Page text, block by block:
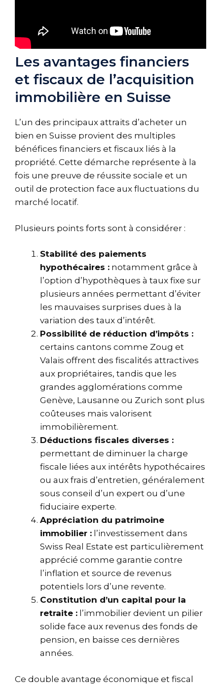
Les avantages financiers
et fiscaux de l’acquisition
immobilière en Suisse
L’un des principaux attraits d’acheter un
bien en Suisse provient des multiples
bénéfices financiers et fiscaux liés à la
propriété. Cette démarche représente à la
fois une preuve de réussite sociale et un
outil de protection face aux fluctuations du
marché locatif.
Plusieurs points forts sont à considérer :
Stabilité des paiements
hypothécaires : notamment grâce à
l’option d’hypothèques à taux fixe sur
plusieurs années permettant d’éviter
les mauvaises surprises dues à la
variation des taux d’intérêt.
Possibilité de réduction d’impôts :
certains cantons comme Zoug et
Valais offrent des fiscalités attractives
aux propriétaires, tandis que les
grandes agglomérations comme
Genève, Lausanne ou Zurich sont plus
coûteuses mais valorisent
immobilièrement.
Déductions fiscales diverses :
permettant de diminuer la charge
fiscale liées aux intérêts hypothécaires
ou aux frais d’entretien, généralement
sous conseil d’un expert ou d’une
fiduciaire experte.
Appréciation du patrimoine
immobilier : l’investissement dans
Swiss Real Estate est particulièrement
apprécié comme garantie contre
l’inflation et source de revenus
potentiels lors d’une revente.
Constitution d’un capital pour la
retraite : l’immobilier devient un pilier
solide face aux revenus des fonds de
pension, en baisse ces dernières
années.
Ce double avantage économique et fiscal